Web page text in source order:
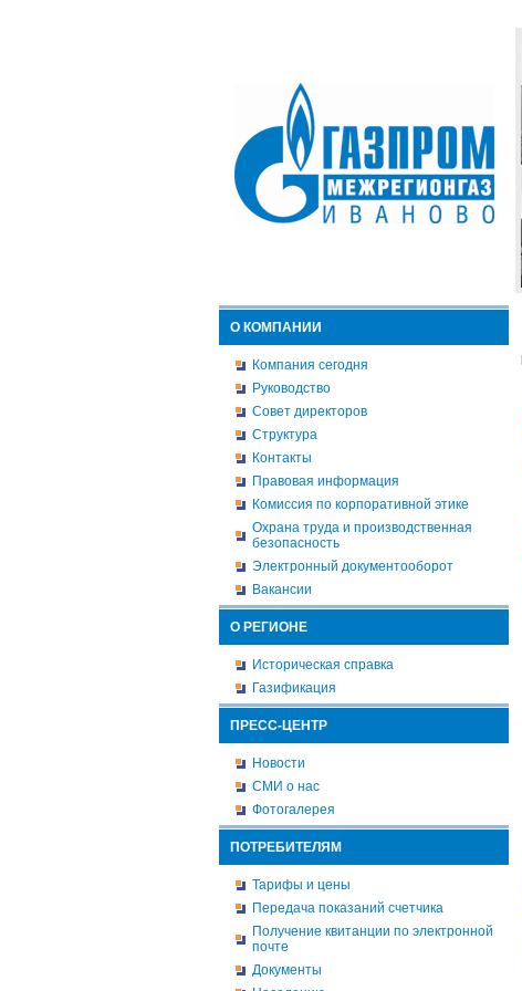
О КОМПАНИИ
Компания сегодня
Руководство
Совет директоров
Структура
Контакты
Правовая информация
Комиссия по корпоративной этике
Охрана труда и производственная
безопасность
Электронный документооборот
Вакансии
О РЕГИОНЕ
Историческая справка
Газификация
ПРЕСС-ЦЕНТР
Новости
СМИ о нас
Фотогалерея
ПОТРЕБИТЕЛЯМ
Тарифы и цены
Передача показаний счетчика
Получение квитанции по электронной
почте
Документы